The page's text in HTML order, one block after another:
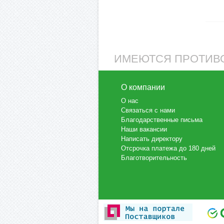
ИМЕЮТСЯ
О компании
О нас
Связаться с нами
Благодарственные письма
Наши вакансии
Написать директору
Отсрочка платежа до 180 дней
Благотворительность